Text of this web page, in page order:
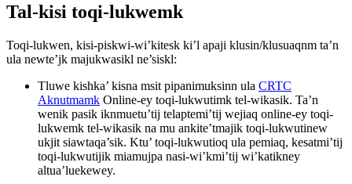
Tal-kisi toqi-lukwemk
Toqi-lukwen, kisi-piskwi-wi’kitesk ki’l apaji klusin/klusuaqnm ta’n
ula newte’jk majukwasikl ne’siskl:
Tluwe kishka’ kisna msit pipanimuksinn ula CRTC
Aknutmamk Online-ey toqi-lukwutimk tel-wikasik. Ta’n
wenik pasik iknmuetu’tij telaptemi’tij wejiaq online-ey toqi-
lukwemk tel-wikasik na mu ankite’tmajik toqi-lukwutinew
ukjit siawtaqa’sik. Ktu’ toqi-lukwutioq ula pemiaq, kesatmi’tij
toqi-lukwutijik miamujpa nasi-wi’kmi’tij wi’katikney
altua’luekewey.